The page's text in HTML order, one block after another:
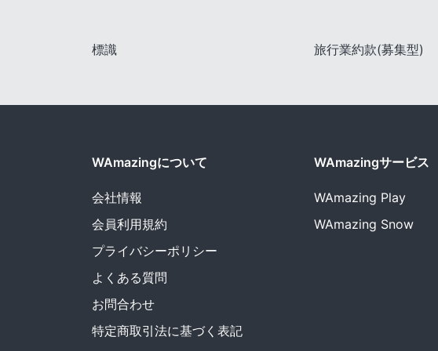
標識 旅行業約款(募集型)
WAmazingについて
会社情報
会員利用規約
プライバシーポリシー
よくある質問
お問合わせ
特定商取引法に基づく表記
WAmazingサービス
WAmazing Play
WAmazing Snow